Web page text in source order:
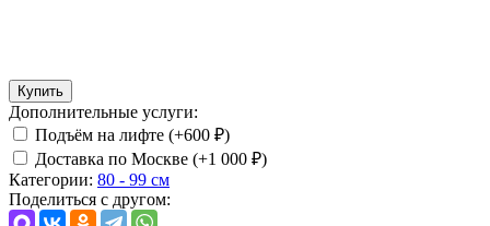
Купить
Дополнительные услуги:
Подъём на лифте (+600 ₽)
Доставка по Москве (+1 000 ₽)
Категории: 80 - 99 см
Поделиться с другом: